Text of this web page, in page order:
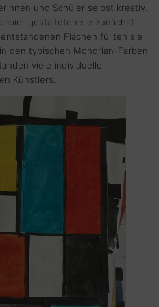
und Schüler selbst kreativ.
gestalteten sie zunächst
Flächen füllten sie
den typischen Mondrian-Farben
viele individuelle
Künstlers.